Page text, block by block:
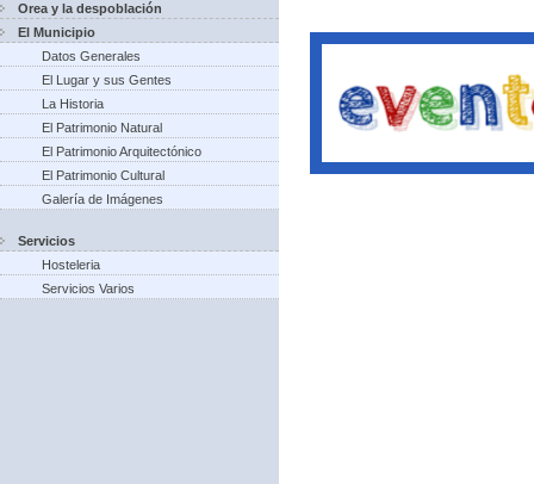
Orea y la despoblación
El Municipio
Datos Generales
El Lugar y sus Gentes
La Historia
El Patrimonio Natural
El Patrimonio Arquitectónico
El Patrimonio Cultural
Galería de Imágenes
Servicios
Hosteleria
Servicios Varios